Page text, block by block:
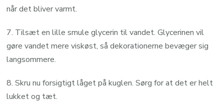
når det bliver varmt.
7. Tilsæt en lille smule glycerin til vandet. Glycerinen vil
gøre vandet mere viskøst, så dekorationerne bevæger sig
langsommere.
8. Skru nu forsigtigt låget på kuglen. Sørg for at det er helt
lukket og tæt.